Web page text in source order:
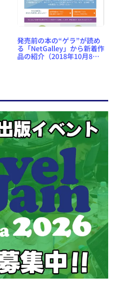
発売前の本の“ゲラ”が読め
る「NetGalley」から新着作
品の紹介（2018年10月8日